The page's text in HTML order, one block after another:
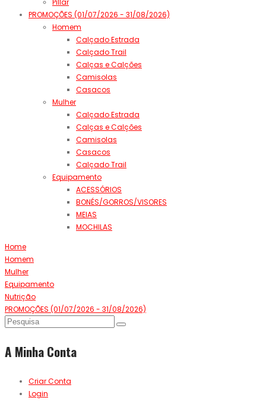
Pillar
PROMOÇÕES (01/07/2026 - 31/08/2026)
Homem
Calçado Estrada
Calçado Trail
Calças e Calções
Camisolas
Casacos
Mulher
Calçado Estrada
Calças e Calções
Camisolas
Casacos
Calçado Trail
Equipamento
ACESSÓRIOS
BONÉS/GORROS/VISORES
MEIAS
MOCHILAS
Home
Homem
Mulher
Equipamento
Nutrição
PROMOÇÕES (01/07/2026 - 31/08/2026)
A Minha Conta
Criar Conta
Login